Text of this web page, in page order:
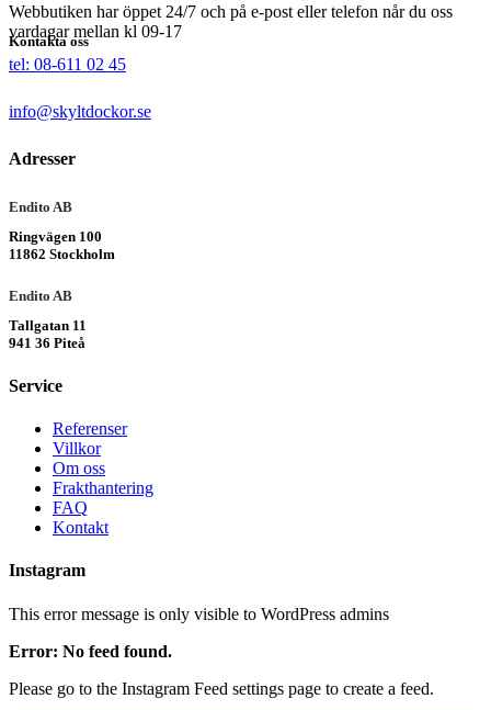
Webbutiken har öppet 24/7 och på e-post eller telefon når du oss
vardagar mellan kl 09-17
Kontakta oss
tel: 08-611 02 45
info@skyltdockor.se
Adresser
Endito AB
Ringvägen 100
11862 Stockholm
Endito AB
Tallgatan 11
941 36 Piteå
Service
Referenser
Villkor
Om oss
Frakthantering
FAQ
Kontakt
Instagram
This error message is only visible to WordPress admins
Error: No feed found.
Please go to the Instagram Feed settings page to create a feed.